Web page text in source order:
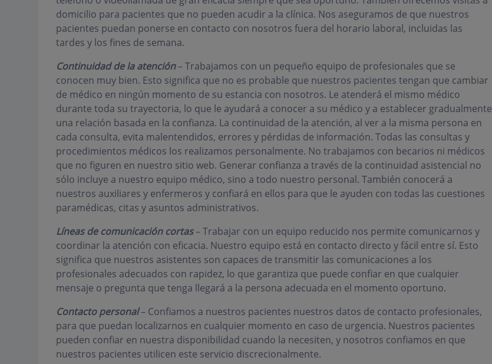
domicilio para pacientes que no pueden acudir a la clínica. Nos aseguramos de que nuestros
pacientes puedan ponerse en contacto con nosotros fuera del horario laboral, incluidas las
tardes y los fines de semana.
Continuidad de la atención– Trabajamos con un pequeño equipo de profesionales que se
conocen muy bien. Esto significa que no es probable que nuestros pacientes tengan que cambiar
de médico en ningún momento de su estancia con nosotros. Le atenderá el mismo médico
durante toda su trayectoria, lo que le ayudará a conocer a su médico y a establecer gradualmente
una relación basada en la confianza. La continuidad de la atención, al ver a la misma persona en
cada consulta, evita malentendidos, errores y pérdidas de información. Todas las consultas y
procedimientos médicos los realizamos personalmente. No trabajamos con becarios ni médicos
que no figuren en nuestro sitio web. Generar confianza a través de la continuidad asistencial no
sólo incluye a nuestro equipo médico, sino a todo nuestro personal. También conocerá a
nuestros auxiliares y enfermeros y confiará en ellos para que le ayuden con todas las cuestiones
paramédicas, citas y asuntos administrativos.
Líneas de comunicación cortas– Trabajar con un equipo reducido nos permite comunicarnos y
coordinar la atención con eficacia. Nuestro equipo está en contacto directo y fácil entre sí. Esto
significa que nuestros asistentes son capaces de transmitir las comunicaciones a los
profesionales adecuados con rapidez, lo que garantiza que puede confiar en que cualquier
mensaje o pregunta que tenga llegará a la persona adecuada en el momento oportuno.
Contacto personal– Confiamos a nuestros pacientes nuestros datos de contacto profesionales,
para que puedan localizarnos en cualquier momento en caso de urgencia. Nuestros pacientes
pueden confiar en nuestra disponibilidad cuando la necesiten, y nosotros confiamos en que
nuestros pacientes utilicen este servicio discrecionalmente.